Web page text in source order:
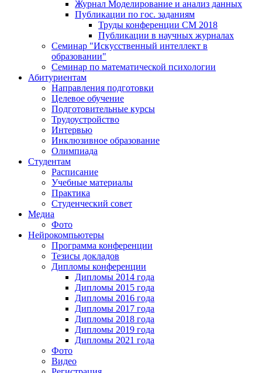
Журнал Моделирование и анализ данных
Публикации по гос. заданиям
Труды конференции CM 2018
Публикации в научных журналах
Семинар "Искусственный интеллект в
образовании"
Семинар по математической психологии
Абитуриентам
Направления подготовки
Целевое обучение
Подготовительные курсы
Трудоустройство
Интервью
Инклюзивное образование
Олимпиада
Студентам
Расписание
Учебные материалы
Практика
Студенческий совет
Медиа
Фото
Нейрокомпьютеры
Программа конференции
Тезисы докладов
Дипломы конференции
Дипломы 2014 года
Дипломы 2015 года
Дипломы 2016 года
Дипломы 2017 года
Дипломы 2018 года
Дипломы 2019 года
Дипломы 2021 года
Фото
Видео